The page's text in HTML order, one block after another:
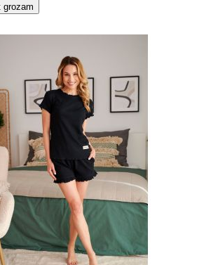
grozam